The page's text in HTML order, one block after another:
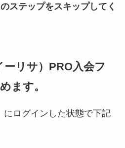
ステップをスキップしてく
ーリサ）PRO入会フ
ます。
にログインした状態で下記